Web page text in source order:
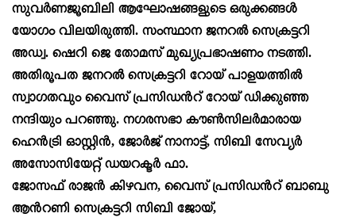
സുവർണജൂബിലി ആഘോഷങ്ങളുടെ ഒരുക്കങ്ങൾ
യോഗം വിലയിരുത്തി. സംസ്ഥാന ജനറൽ സെക്രട്ടറി
അഡ്വ. ഷെറി ജെ തോമസ് മുഖ്യപ്രഭാഷണം നടത്തി.
അതിരൂപത ജനറൽ സെക്രട്ടറി റോയ് പാളയത്തിൽ
സ്വാഗതവും വൈസ് പ്രസിഡൻറ് റോയ് ഡിക്കുഞ്ഞ
നന്ദിയും പറഞ്ഞു. നഗരസഭാ കൗൺസിലർമാരായ
ഹെൻട്രി ഓസ്റ്റിൻ, ജോർജ് നാനാട്ട്, സിബി സേവ്യർ
അസോസിയേറ്റ് ഡയറക്ടർ ഫാ.
ജോസഫ് രാജൻ കിഴവന, വൈസ് പ്രസിഡൻറ് ബാബു
ആൻറണി സെക്രട്ടറി സിബി ജോയ്,